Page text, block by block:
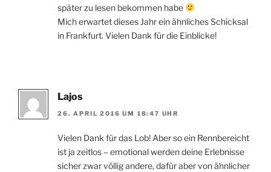
später zu lesen bekommen habe
Mich erwartet dieses Jahr ein ähnliches Schicksal
in Frankfurt. Vielen Dank für die Einblicke!
Lajos
26. APRIL 2016 UM 18:47 UHR
Vielen Dank für das Lob! Aber so ein Rennbereicht
ist ja zeitlos – emotional werden deine Erlebnisse
sicher zwar völlig andere, dafür aber von ähnlicher